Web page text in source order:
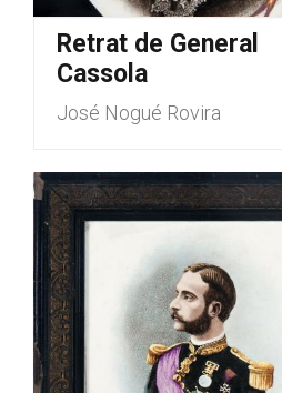
Retrat de General
Cassola
José Nogué Rovira